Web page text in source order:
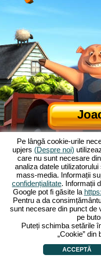
Despre Ferma Veselă|
Caracteristicile|TCG|Contact/
|My
Jocuri de browser -
Pe lângă cookie-urile
upjers (Despre noi)
care nu sunt necesare
analiza datele
mass-media. Informații
confidențialitate. Informații
Google pot fi găsite la
Pentru a da
sunt necesare din punct de
pe
Puteți schimba setările
„Cookie” din
ACCEPTĂ